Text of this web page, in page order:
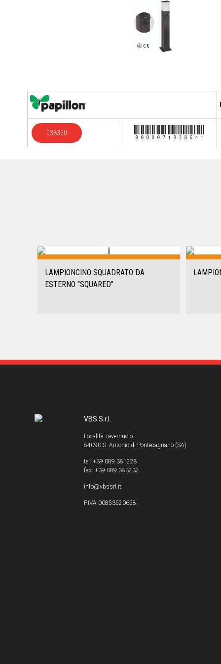
038320 8000071838641
LAMPIONCINO SQUADRATO DA
ESTERNO "SQUARED"
VBS S.r.l.
Località Tavernuolo
84090 S. Antonio di Pontecagnano (SA)
tel: +39 089 381228
fax: +39 089 383232
info@vbssrl.it
P.IVA 00853520658